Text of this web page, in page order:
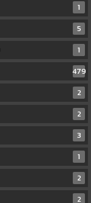
1
5
1
479
2
2
3
1
2
2